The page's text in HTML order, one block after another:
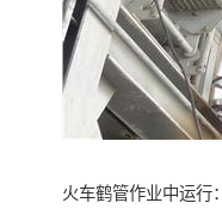
火车鹤管作业中运行：